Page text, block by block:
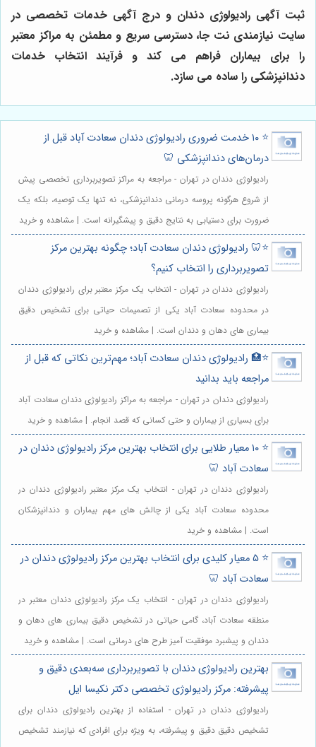
ثبت آگهی رادیولوژی دندان و درج آگهی خدمات تخصصی در
سایت نیازمندی نت جا، دسترسی سریع و مطمئن به مراکز معتبر
را برای بیماران فراهم می کند و فرآیند انتخاب خدمات
دندانپزشکی را ساده می سازد.
⭐️ ۱۰ خدمت ضروری رادیولوژی دندان سعادت آباد قبل از
درمان‌های دندانپزشکی 🦷
رادیولوژی دندان در تهران - مراجعه به مراکز تصویربرداری تخصصی پیش
از شروع هرگونه پروسه درمانی دندانپزشکی، نه تنها یک توصیه، بلکه یک
ضرورت برای دستیابی به نتایج دقیق و پیشگیرانه است. | مشاهده و خرید
⭐️🦷 رادیولوژی دندان سعادت آباد؛ چگونه بهترین مرکز
تصویربرداری را انتخاب کنیم؟
رادیولوژی دندان در تهران - انتخاب یک مرکز معتبر برای رادیولوژی دندان
در محدوده سعادت آباد یکی از تصمیمات حیاتی برای تشخیص دقیق
بیماری های دهان و دندان است. | مشاهده و خرید
⭐️🏥 رادیولوژی دندان سعادت آباد؛ مهم‌ترین نکاتی که قبل از
مراجعه باید بدانید
رادیولوژی دندان در تهران - مراجعه به مراکز رادیولوژی دندان سعادت آباد
برای بسیاری از بیماران و حتی کسانی که قصد انجام. | مشاهده و خرید
⭐️ ۱۰ معیار طلایی برای انتخاب بهترین مرکز رادیولوژی دندان در
سعادت آباد 🦷
رادیولوژی دندان در تهران - انتخاب یک مرکز معتبر رادیولوژی دندان در
محدوده سعادت آباد یکی از چالش های مهم بیماران و دندانپزشکان
است. | مشاهده و خرید
⭐️ ۵ معیار کلیدی برای انتخاب بهترین مرکز رادیولوژی دندان در
سعادت آباد 🦷
رادیولوژی دندان در تهران - انتخاب یک مرکز رادیولوژی دندان معتبر در
منطقه سعادت آباد، گامی حیاتی در تشخیص دقیق بیماری های دهان و
دندان و پیشبرد موفقیت آمیز طرح های درمانی است. | مشاهده و خرید
بهترین رادیولوژی دندان با تصویربرداری سه‌بعدی دقیق و
پیشرفته: مرکز رادیولوژی تخصصی دکتر نکیسا ایل
رادیولوژی دندان در تهران - استفاده از بهترین رادیولوژی دندان برای
تشخیص دقیق دقیق و پیشرفته، به ویژه برای افرادی که نیازمند تشخیص